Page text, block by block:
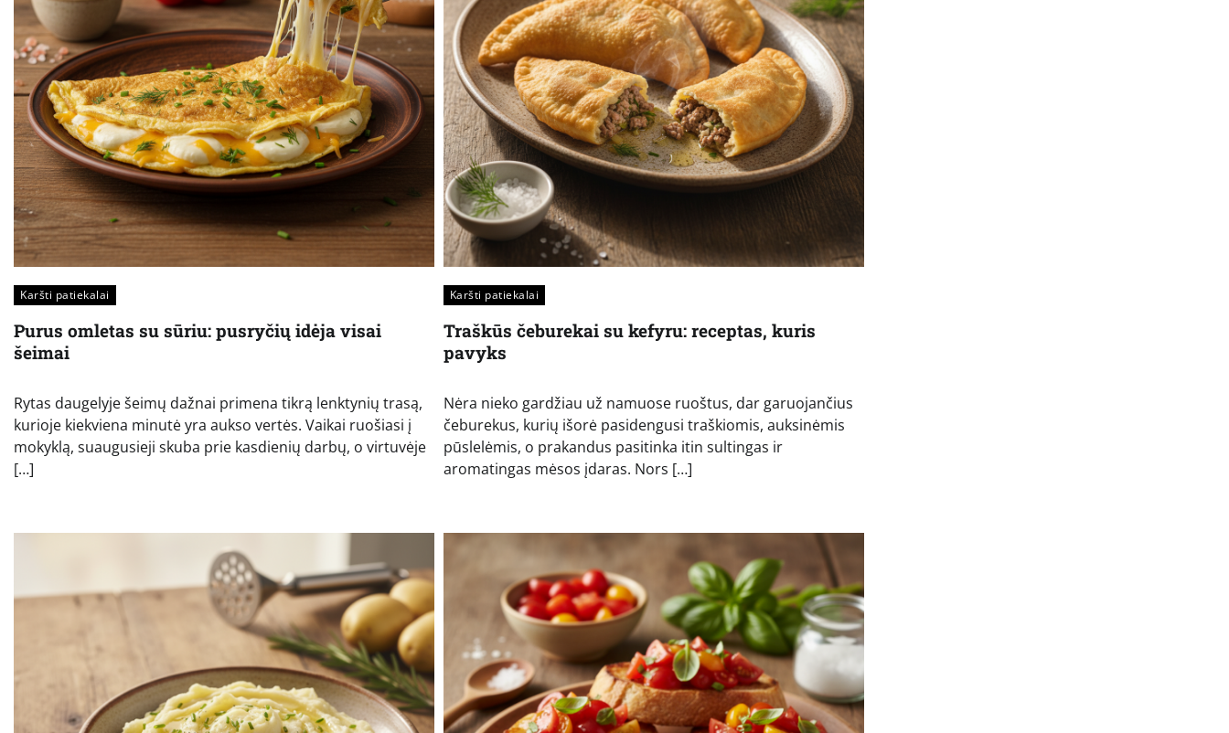
Karšti patiekalai
Purus omletas su sūriu: pusryčių idėja visai
šeimai
Rytas daugelyje šeimų dažnai primena tikrą lenktynių trasą,
kurioje kiekviena minutė yra aukso vertės. Vaikai ruošiasi į
mokyklą, suaugusieji skuba prie kasdienių darbų, o virtuvėje
[…]
Karšti patiekalai
Traškūs čeburekai su kefyru: receptas, kuris
pavyks
Nėra nieko gardžiau už namuose ruoštus, dar garuojančius
čeburekus, kurių išorė pasidengusi traškiomis, auksinėmis
pūslelėmis, o prakandus pasitinka itin sultingas ir
aromatingas mėsos įdaras. Nors […]